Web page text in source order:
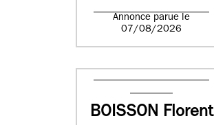
Annonce parue le
07/08/2026
BOISSON Florent